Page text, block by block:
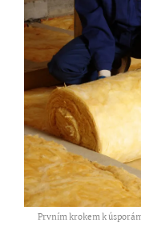
Prvním krokem k